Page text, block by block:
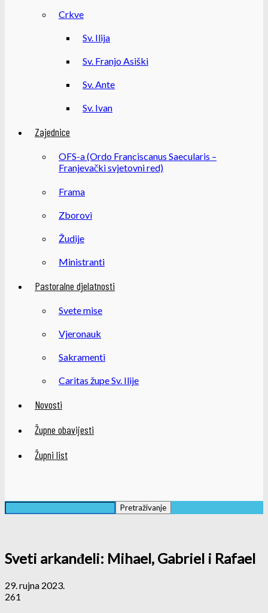
Crkve
Sv. Ilija
Sv. Franjo Asiški
Sv. Ante
Sv. Ivan
Zajednice
OFS-a (Ordo Franciscanus Saecularis –
Franjevački svjetovni red)
Frama
Zborovi
Žudije
Ministranti
Pastoralne djelatnosti
Svete mise
Vjeronauk
Sakramenti
Caritas župe Sv. Ilije
Novosti
Župne obavijesti
Župni list
Sveti arkanđeli: Mihael, Gabriel i Rafael
29. rujna 2023.
261